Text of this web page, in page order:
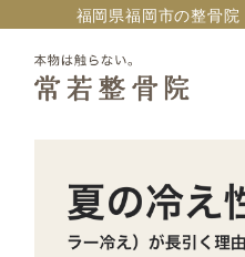
福岡県福岡市の整骨院